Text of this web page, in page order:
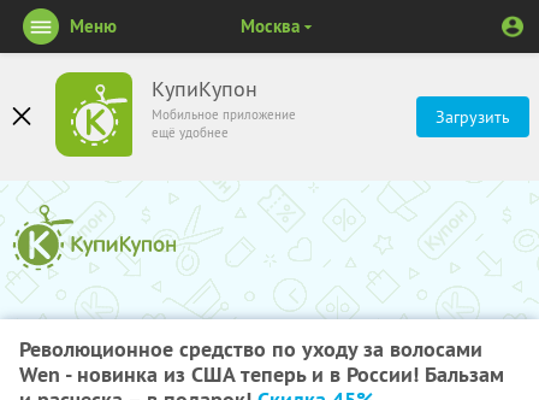
КупиКупон
Мобильное приложение
ещё удобнее
Загрузить
Меню Москва
Революционное средство по уходу за волосами
Wen - новинка из США теперь и в России! Бальзам